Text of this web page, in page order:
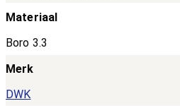
Materiaal
Boro 3.3
Merk
DWK